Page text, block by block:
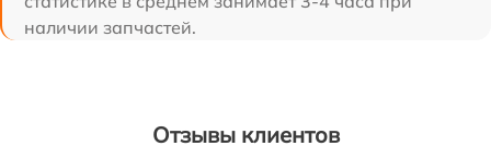
наличии запчастей.
Отзывы клиентов